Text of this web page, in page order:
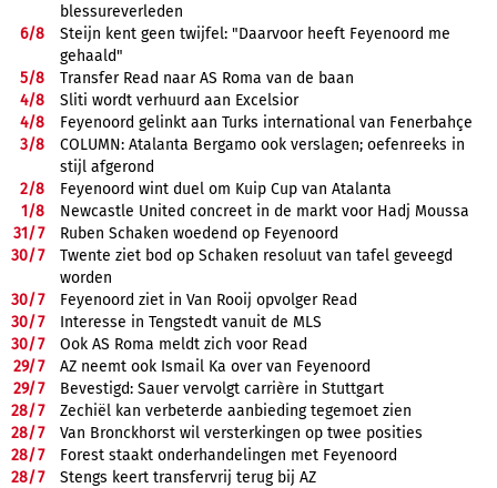
blessureverleden
6/8
Steijn kent geen twijfel: "Daarvoor heeft Feyenoord me
gehaald"
5/8
Transfer Read naar AS Roma van de baan
4/8
Sliti wordt verhuurd aan Excelsior
4/8
Feyenoord gelinkt aan Turks international van Fenerbahçe
3/8
COLUMN: Atalanta Bergamo ook verslagen; oefenreeks in
stijl afgerond
2/8
Feyenoord wint duel om Kuip Cup van Atalanta
1/8
Newcastle United concreet in de markt voor Hadj Moussa
31/7
Ruben Schaken woedend op Feyenoord
30/7
Twente ziet bod op Schaken resoluut van tafel geveegd
worden
30/7
Feyenoord ziet in Van Rooij opvolger Read
30/7
Interesse in Tengstedt vanuit de MLS
30/7
Ook AS Roma meldt zich voor Read
29/7
AZ neemt ook Ismail Ka over van Feyenoord
29/7
Bevestigd: Sauer vervolgt carrière in Stuttgart
28/7
Zechiël kan verbeterde aanbieding tegemoet zien
28/7
Van Bronckhorst wil versterkingen op twee posities
28/7
Forest staakt onderhandelingen met Feyenoord
28/7 Stengs keert transfervrij terug bij AZ